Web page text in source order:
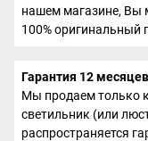
нашем магазине, Вы
100% оригинальный
Гарантия 12 месяцев
Мы продаем только
светильник (или
распространяется